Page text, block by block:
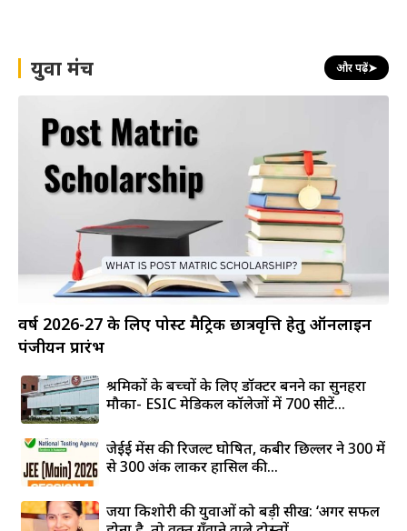
युवा मंच और पढ़ें➤
वर्ष 2026-27 के लिए पोस्ट मैट्रिक छात्रवृत्ति हेतु ऑनलाइन
पंजीयन प्रारंभ
श्रमिकों के बच्चों के लिए डॉक्टर बनने का सुनहरा
मौका- ESIC मेडिकल कॉलेजों में 700 सीटें...
जेईई मेंस की रिजल्ट घोषित, कबीर छिल्लर ने 300 में
से 300 अंक लाकर हासिल की...
जया किशोरी की युवाओं को बड़ी सीख: ‘अगर सफल